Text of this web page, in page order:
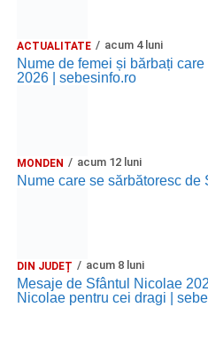
ACTUALITATE acum 4 luni
Nume de femei și bărbați
2026 | sebesinfo.ro
MONDEN acum 12 luni
Nume care se sărbătoresc de
DIN JUDEȚ acum 8 luni
Mesaje de Sfântul Nicolae
Nicolae pentru cei dragi |